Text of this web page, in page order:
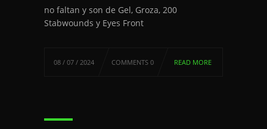
no faltan y son de Gel, Groza, 200
Stabwounds y Eyes Front
08 / 07 / 2024 COMMENTS 0 READ MORE